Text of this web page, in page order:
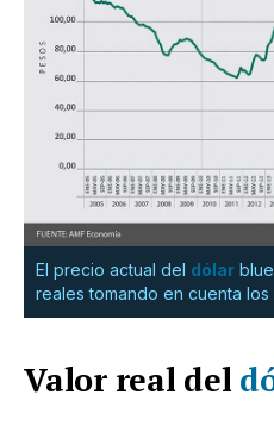
El precio actual del dólar
reales tomando en cuenta los
Valor real del